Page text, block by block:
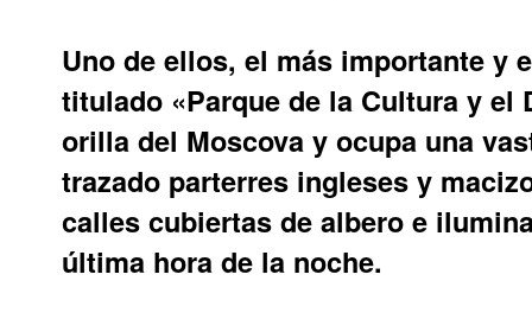
Uno de ellos, el más importante y
titulado «Parque de la Cultura y el
orilla del Moscova y ocupa una
trazado parterres ingleses y
calles cubiertas de albero e
última hora de la noche.